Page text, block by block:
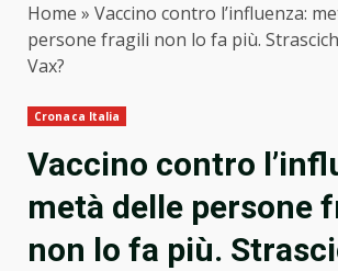
Home » Vaccino contro l’influenza:
persone fragili non lo fa più.
Vax?
Cronaca Italia
Vaccino contro
metà delle persone
non lo fa più.